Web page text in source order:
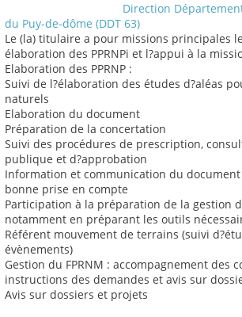
Direction
du Puy-de-dôme (DDT 63)
Le (la) titulaire a pour missions principales
élaboration des PPRNPi et l?appui à la
Elaboration des PPRNP :
Suivi de l?élaboration des études d?aléas
naturels
Elaboration du document
Préparation de la concertation
Suivi des procédures de prescription,
publique et d?approbation
Information et communication du
bonne prise en compte
Participation à la préparation de la gestion
notamment en préparant les outils
Référent mouvement de terrains (suivi
évènements)
Gestion du FPRNM : accompagnement des
instructions des demandes et avis sur
Avis sur dossiers et projets